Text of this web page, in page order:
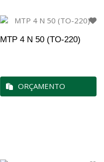
MTP 4 N 50 (TO-220)
ORÇAMENTO